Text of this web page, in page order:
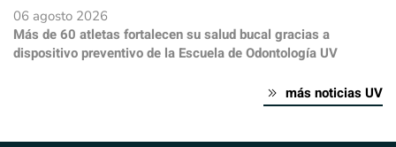
06 agosto 2026
Más de 60 atletas fortalecen su salud bucal gracias a
dispositivo preventivo de la Escuela de Odontología UV
más noticias UV